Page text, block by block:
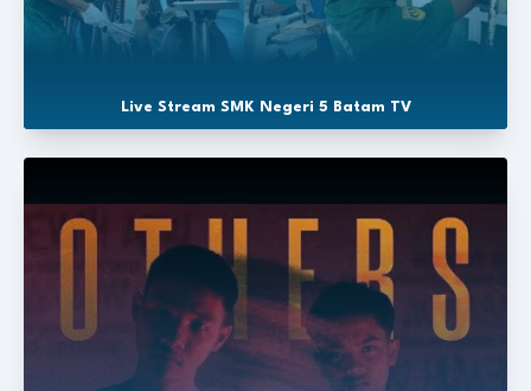
Live Stream SMK Negeri 5 Batam TV